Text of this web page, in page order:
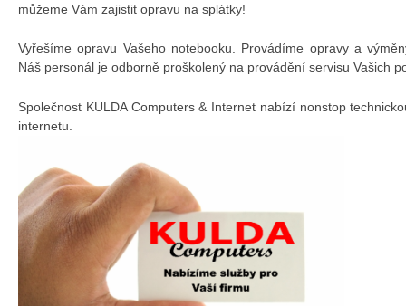
můžeme Vám zajistit opravu na splátky!
Vyřešíme opravu Vašeho notebooku. Provádíme opravy a
Náš personál je odborně proškolený na provádění servisu Vašich
Společnost KULDA Computers & Internet nabízí nonstop
internetu.